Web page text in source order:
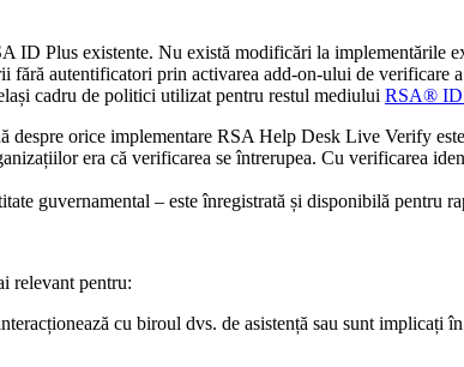
ID Plus existente. Nu există modificări la implementările
autentificatori prin activarea add-on-ului de
cadru de politici utilizat pentru restul mediului RSA® ID
despre orice implementare RSA Help Desk Live Verify
era că verificarea se întrerupea. Cu verificarea
guvernamental – este înregistrată și disponibilă pentru
relevant pentru:
cu biroul dvs. de asistență sau sunt implicați